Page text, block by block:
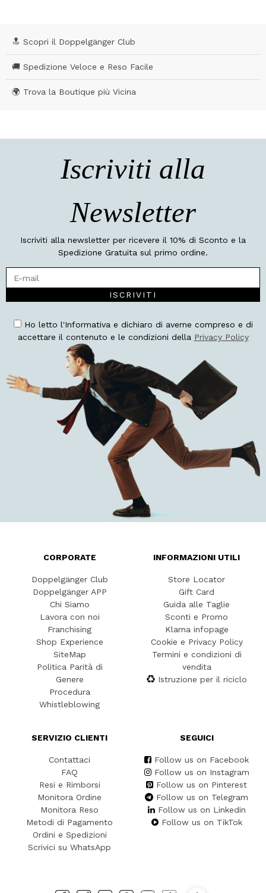
🔝 Scopri il Doppelgänger Club
🚚 Spedizione Veloce e Reso Facile
🌍 Trova la Boutique più Vicina
Iscriviti alla
Newsletter
Iscriviti alla newsletter per ricevere il 10% di Sconto e la
Spedizione Gratuita sul primo ordine.
ISCRIVITI
Ho letto l'Informativa e dichiaro di averne compreso e di
accettare il contenuto e le condizioni della Privacy Policy
CORPORATE
Doppelgänger Club
Doppelgänger APP
Chi Siamo
Lavora con noi
Franchising
Shop Experience
SiteMap
Politica Parità di
Genere
Procedura
Whistleblowing
INFORMAZIONI UTILI
Store Locator
Gift Card
Guida alle Taglie
Sconti e Promo
Klarna infopage
Cookie e Privacy Policy
Termini e condizioni di
vendita
Istruzione per il riciclo
SERVIZIO CLIENTI
Contattaci
FAQ
Resi e Rimborsi
Monitora Ordine
Monitora Reso
Metodi di Pagamento
Ordini e Spedizioni
Scrivici su WhatsApp
SEGUICI
Follow us on Facebook
Follow us on Instagram
Follow us on Pinterest
Follow us on Telegram
Follow us on Linkedin
Follow us on TikTok